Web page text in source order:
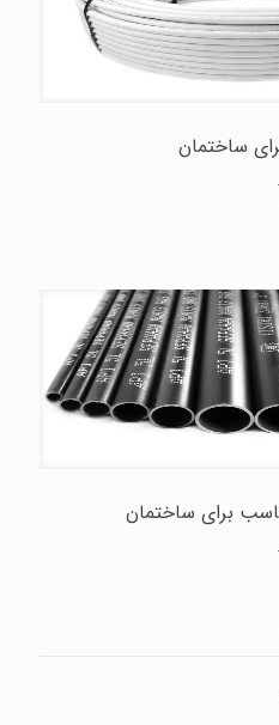
ساختمان
برای ساختمان